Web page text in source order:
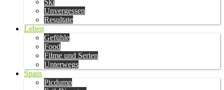
Ski
Unvergessen
Resultate
Leben
Gefühle
Food
Filme und Serien
Unterwegs
Spass
Picdump